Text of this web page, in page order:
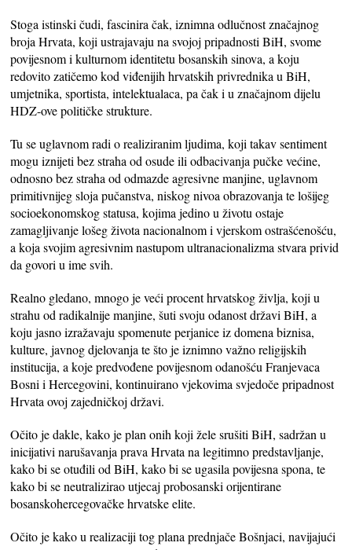
Stoga istinski čudi, fascinira čak, iznimna odlučnost značajnog
broja Hrvata, koji ustrajavaju na svojoj pripadnosti BiH, svome
povijesnom i kulturnom identitetu bosanskih sinova, a koju
redovito zatičemo kod viđenijih hrvatskih privrednika u BiH,
umjetnika, sportista, intelektualaca, pa čak i u značajnom dijelu
HDZ-ove političke strukture.
Tu se uglavnom radi o realiziranim ljudima, koji takav sentiment
mogu iznijeti bez straha od osude ili odbacivanja pučke većine,
odnosno bez straha od odmazde agresivne manjine, uglavnom
primitivnijeg sloja pučanstva, niskog nivoa obrazovanja te lošijeg
socioekonomskog statusa, kojima jedino u životu ostaje
zamagljivanje lošeg života nacionalnom i vjerskom ostrašćenošću,
a koja svojim agresivnim nastupom ultranacionalizma stvara privid
da govori u ime svih.
Realno gledano, mnogo je veći procent hrvatskog življa, koji u
strahu od radikalnije manjine, šuti svoju odanost državi BiH, a
koju jasno izražavaju spomenute perjanice iz domena biznisa,
kulture, javnog djelovanja te što je iznimno važno religijskih
institucija, a koje predvođene povijesnom odanošću Franjevaca
Bosni i Hercegovini, kontinuirano vjekovima svjedoče pripadnost
Hrvata ovoj zajedničkoj državi.
Očito je dakle, kako je plan onih koji žele srušiti BiH, sadržan u
inicijativi narušavanja prava Hrvata na legitimno predstavljanje,
kako bi se otuđili od BiH, kako bi se ugasila povijesna spona, te
kako bi se neutralizirao utjecaj probosanski orijentirane
bosanskohercegovačke hrvatske elite.
Očito je kako u realizaciji tog plana prednjače Bošnjaci, navijajući